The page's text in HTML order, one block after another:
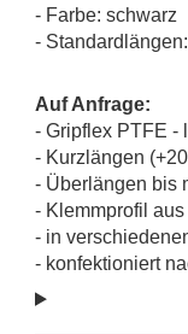
- Farbe: schwarz
-
Auf Anfrage:
- Gripflex PTFE -
- Kurzlängen
- Überlängen bis
- Klemmprofil aus
- in
- konfektioniert